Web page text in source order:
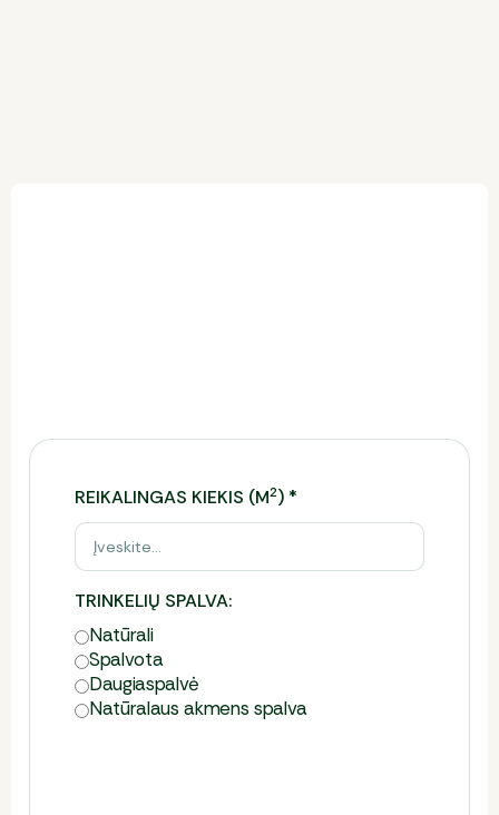
REIKALINGAS KIEKIS (M2)*
TRINKELIŲ SPALVA:
Natūrali
Spalvota
Daugia­spalvė
Natūralaus akmens spalva